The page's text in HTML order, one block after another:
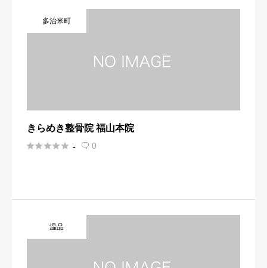
多治米町
きらめき整骨院 福山本院
 -  0
温品